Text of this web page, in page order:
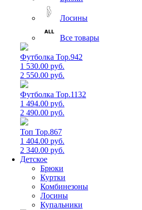
Лосины
Все товары
Футболка Top.942
1 530.00 руб.
2 550.00 руб.
Футболка Top.1132
1 494.00 руб.
2 490.00 руб.
Топ Top.867
1 404.00 руб.
2 340.00 руб.
Детское
Брюки
Куртки
Комбинезоны
Лосины
Купальники